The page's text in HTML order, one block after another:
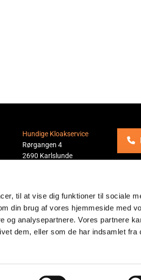
til at vise dig funktioner til sociale
din brug af vores hjemmeside med
og analysepartnere. Vores partnere
dem, eller som de har indsamlet fra
Hundige Kloakservice
Rørgangen 4
2690 Karlslunde